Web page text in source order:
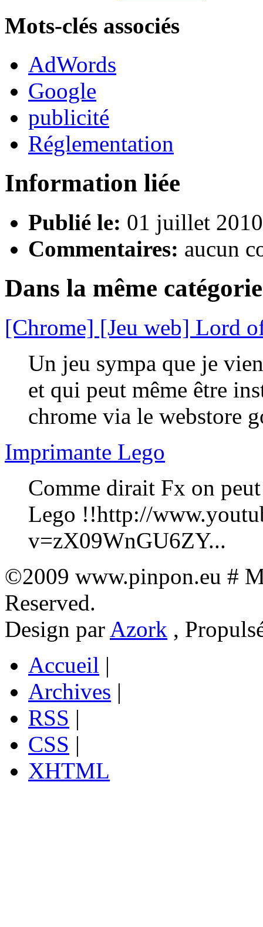
Mots-clés associés
AdWords
Google
publicité
Réglementation
Information liée
Publié le: 01 juillet
Commentaires: aucun
Dans la même catégorie
[Chrome] [Jeu web] Lord
Un jeu sympa que je
et qui peut même être
chrome via le webstore
Imprimante Lego
Comme dirait Fx on
Lego !!http://
v=zX09WnGU6ZY...
©2009 www.pinpon.eu #
Reserved.
Design par Azork ,
Accueil |
Archives |
RSS |
CSS |
XHTML